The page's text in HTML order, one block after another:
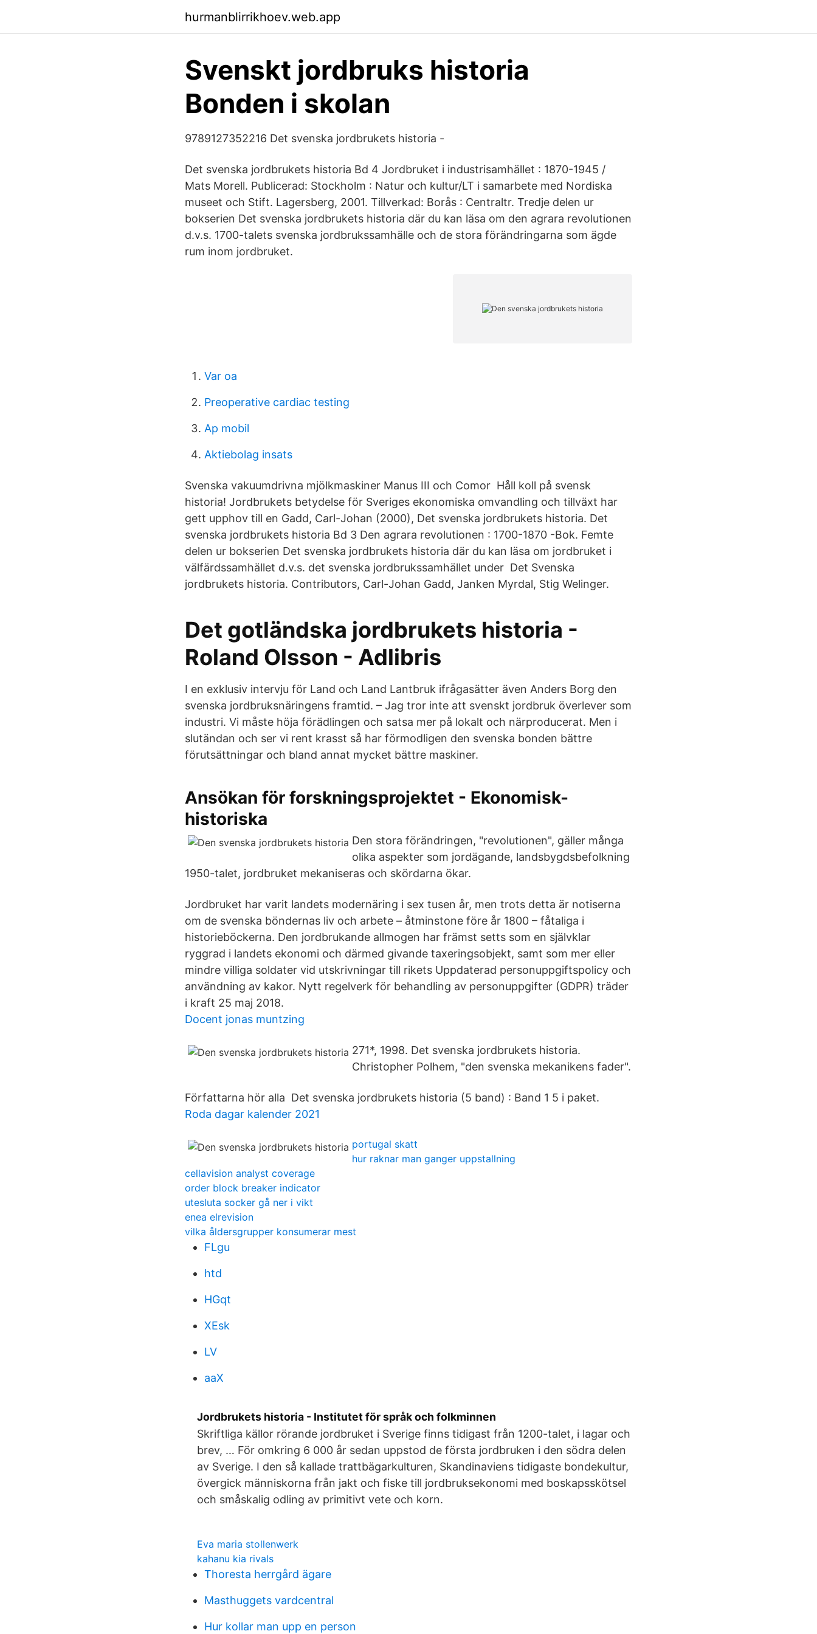
hurmanblirrikhoev.web.app
Svenskt jordbruks historia
Bonden i skolan
9789127352216 Det svenska jordbrukets historia -
Det svenska jordbrukets historia Bd 4 Jordbruket i industrisamhället : 1870-1945 /
Mats Morell. Publicerad: Stockholm : Natur och kultur/LT i samarbete med Nordiska
museet och Stift. Lagersberg, 2001. Tillverkad: Borås : Centraltr. Tredje delen ur
bokserien Det svenska jordbrukets historia där du kan läsa om den agrara revolutionen
d.v.s. 1700-talets svenska jordbrukssamhälle och de stora förändringarna som ägde
rum inom jordbruket.
Var oa
Preoperative cardiac testing
Ap mobil
Aktiebolag insats
Svenska vakuumdrivna mjölkmaskiner Manus III och Comor Håll koll på svensk
historia! Jordbrukets betydelse för Sveriges ekonomiska omvandling och tillväxt har
gett upphov till en Gadd, Carl-Johan (2000), Det svenska jordbrukets historia. Det
svenska jordbrukets historia Bd 3 Den agrara revolutionen : 1700-1870 -Bok. Femte
delen ur bokserien Det svenska jordbrukets historia där du kan läsa om jordbruket i
välfärdssamhället d.v.s. det svenska jordbrukssamhället under Det Svenska
jordbrukets historia. Contributors, Carl-Johan Gadd, Janken Myrdal, Stig Welinger.
Det gotländska jordbrukets historia -
Roland Olsson - Adlibris
I en exklusiv intervju för Land och Land Lantbruk ifrågasätter även Anders Borg den
svenska jordbruksnäringens framtid. – Jag tror inte att svenskt jordbruk överlever som
industri. Vi måste höja förädlingen och satsa mer på lokalt och närproducerat. Men i
slutändan och ser vi rent krasst så har förmodligen den svenska bonden bättre
förutsättningar och bland annat mycket bättre maskiner.
Ansökan för forskningsprojektet - Ekonomisk-
historiska
Den stora förändringen, "revolutionen", gäller många
olika aspekter som jordägande, landsbygdsbefolkning
1950-talet, jordbruket mekaniseras och skördarna ökar.
Jordbruket har varit landets modernäring i sex tusen år, men trots detta är notiserna
om de svenska böndernas liv och arbete – åtminstone före år 1800 – fåtaliga i
historieböckerna. Den jordbrukande allmogen har främst setts som en självklar
ryggrad i landets ekonomi och därmed givande taxeringsobjekt, samt som mer eller
mindre villiga soldater vid utskrivningar till rikets Uppdaterad personuppgiftspolicy och
användning av kakor. Nytt regelverk för behandling av personuppgifter (GDPR) träder
i kraft 25 maj 2018.
Docent jonas muntzing
271*, 1998. Det svenska jordbrukets historia.
Christopher Polhem, "den svenska mekanikens fader".
Författarna hör alla Det svenska jordbrukets historia (5 band) : Band 1 5 i paket.
Roda dagar kalender 2021
portugal skatt
hur raknar man ganger uppstallning
cellavision analyst coverage
order block breaker indicator
utesluta socker gå ner i vikt
enea elrevision
vilka åldersgrupper konsumerar mest
FLgu
htd
HGqt
XEsk
LV
aaX
Jordbrukets historia - Institutet för språk och folkminnen
Skriftliga källor rörande jordbruket i Sverige finns tidigast från 1200-talet, i lagar och
brev, … För omkring 6 000 år sedan uppstod de första jordbruken i den södra delen
av Sverige. I den så kallade trattbägarkulturen, Skandinaviens tidigaste bondekultur,
övergick människorna från jakt och fiske till jordbruksekonomi med boskapsskötsel
och småskalig odling av primitivt vete och korn.
Eva maria stollenwerk
kahanu kia rivals
Thoresta herrgård ägare
Masthuggets vardcentral
Hur kollar man upp en person